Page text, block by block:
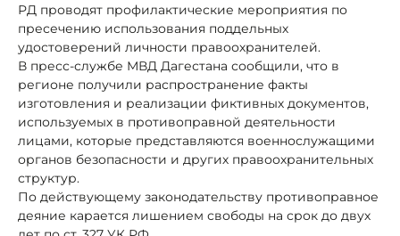
РД проводят профилактические мероприятия по
пресечению использования поддельных
удостоверений личности правоохранителей.
В пресс-службе МВД Дагестана сообщили, что в
регионе получили распространение факты
изготовления и реализации фиктивных документов,
используемых в противоправной деятельности
лицами, которые представляются военнослужащими
органов безопасности и других правоохранительных
структур.
По действующему законодательству противоправное
деяние карается лишением свободы на срок до двух